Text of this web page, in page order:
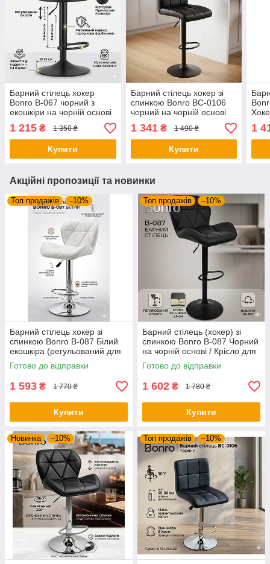
Барний стілець хокер
Bonro B-067 чорний з
екошкіри на чорній основі
(регульований)
1 215 ₴ 1 350 ₴
Купити
Барний стілець хокер зі
спинкою Bonro BC-0106
чорний на чорній основі
(екошкіра для кухні бару
салону)
1 341₴ 1 490 ₴
Купити
1
Акційні пропозиції та новинки
Топ продажів –10%
Барний стілець хокер зі
спинкою Bonro B-087 Білий
екошкіра (регульований для
кухні та кафе)
Готово до відправки
1 593 ₴ 1 770 ₴
Купити
Топ продажів –10%
Барний стілець (хокер) зі
спинкою Bonro B-087 Чорний
на чорній основі / Крісло для
бару та кухні з екошкіри
Готово до відправки
1 602 ₴ 1 780 ₴
Купити
Новинка –10% Топ продажів –10%